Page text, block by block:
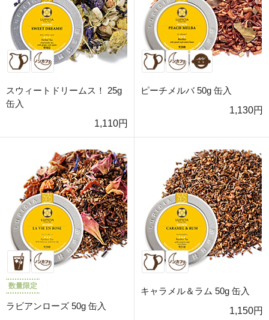
スウィートドリームス！ 25g
缶入
1,110円
ピーチメルバ 50g 缶入
1,130円
数量限定
ラビアンローズ 50g 缶入
キャラメル＆ラム 50g 缶入
1,150円